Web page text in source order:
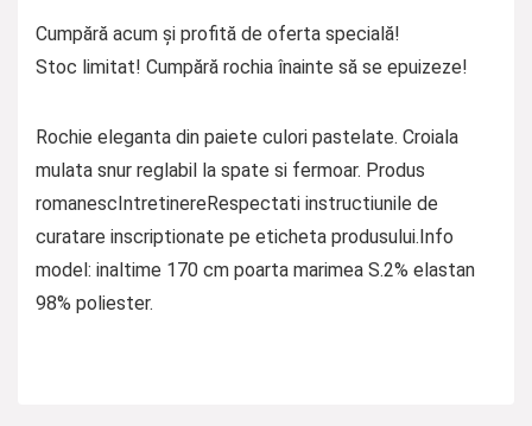
Cumpără acum și profită de oferta specială!
Stoc limitat! Cumpără rochia înainte să se epuizeze!
Rochie eleganta din paiete culori pastelate. Croiala
mulata snur reglabil la spate si fermoar. Produs
romanescIntretinereRespectati instructiunile de
curatare inscriptionate pe eticheta produsului.Info
model: inaltime 170 cm poarta marimea S.2% elastan
98% poliester.